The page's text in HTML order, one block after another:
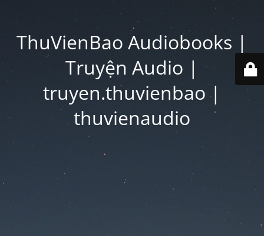
ThuVienBao Audiobooks |
Truyện Audio |
truyen.thuvienbao |
thuvienaudio